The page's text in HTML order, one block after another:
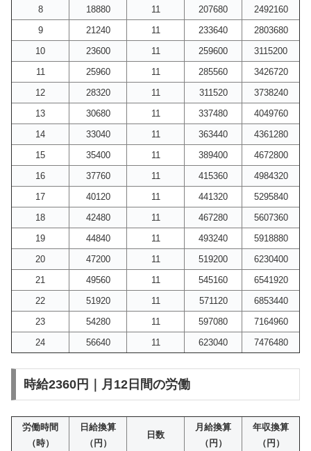
8 18880 11 207680
2492160
9
21240 11 233640
2803680
10
23600 11 259600
3115200
11
25960 11 285560
3426720
12
28320 11 311520
3738240
13
30680 11 337480
4049760
14
33040 11 363440
4361280
15
35400 11 389400
4672800
16
37760 11 415360
4984320
17
40120 11 441320
5295840
18
42480 11 467280
5607360
19
44840 11 493240
5918880
20
47200 11 519200
6230400
21
49560 11 545160
6541920
22
51920 11 571120
6853440
23
54280 11 597080
7164960
24
56640 11 623040 7476480
時給2360円｜月12日間の労働
労働時間
（時）
日給換算
（円）
日数
月給換算
（円）
年収換算
（円）